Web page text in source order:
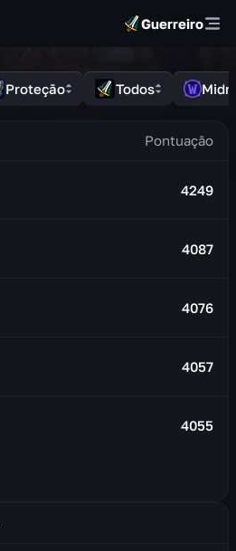
Guerreiro
Proteção Todos
4249
4087
4076
4057
4055